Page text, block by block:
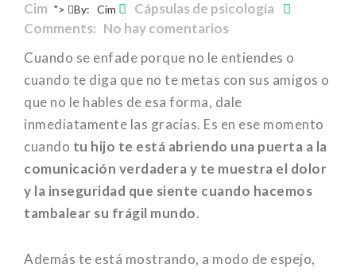
Cim "> By: Cim
Cápsulas de psicología
Comments: No hay comentarios
Cuando se enfade porque no le entiendes o
cuando te diga que no te metas con sus amigos o
que no le hables de esa forma, dale
inmediatamente las gracias. Es en ese momento
cuando tu hijo te está abriendo una puerta a la
comunicación verdadera y te muestra el dolor
y la inseguridad que siente cuando hacemos
tambalear su frágil mundo.
Además te está mostrando, a modo de espejo,